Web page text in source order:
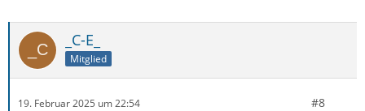
_C-E_
Mitglied
19. Februar 2025 um 22:54 #8